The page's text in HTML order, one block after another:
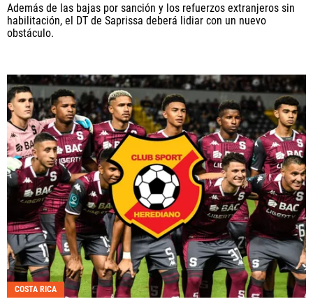
Además de las bajas por sanción y los refuerzos extranjeros sin
habilitación, el DT de Saprissa deberá lidiar con un nuevo
obstáculo.
COSTA RICA